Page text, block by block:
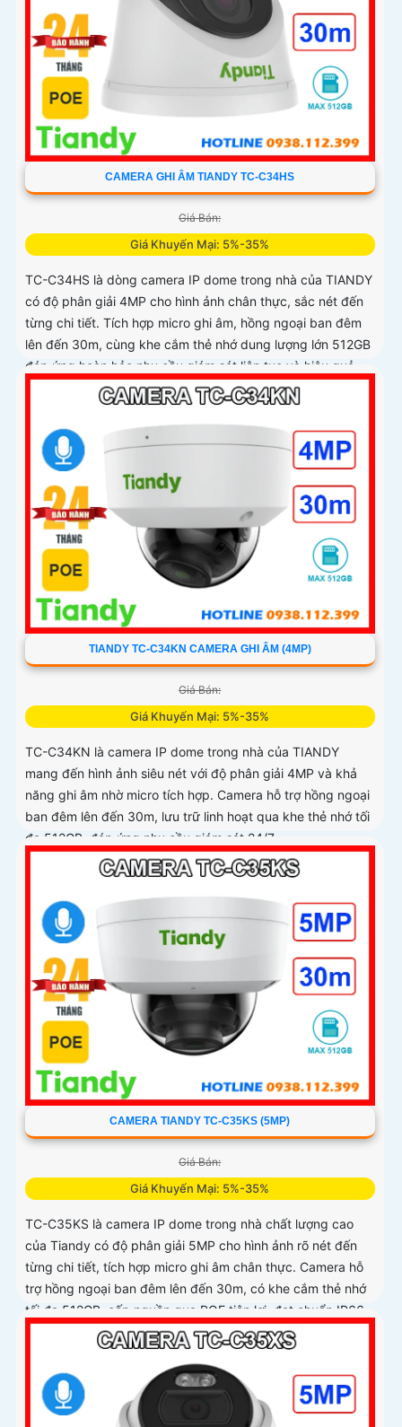
CAMERA GHI ÂM TIANDY TC-C34HS
Giá Bán:
Giá Khuyến Mại: 5%-35%
TC-C34HS là dòng camera IP dome trong nhà của TIANDY
có độ phân giải 4MP cho hình ảnh chân thực, sắc nét đến
từng chi tiết. Tích hợp micro ghi âm, hồng ngoại ban đêm
lên đến 30m, cùng khe cắm thẻ nhớ dung lượng lớn 512GB
đáp ứng hoàn hảo nhu cầu giám sát liên tục và hiệu quả
TIANDY TC-C34KN CAMERA GHI ÂM (4MP)
Giá Bán:
Giá Khuyến Mại: 5%-35%
TC-C34KN là camera IP dome trong nhà của TIANDY
mang đến hình ảnh siêu nét với độ phân giải 4MP và khả
năng ghi âm nhờ micro tích hợp. Camera hỗ trợ hồng ngoại
ban đêm lên đến 30m, lưu trữ linh hoạt qua khe thẻ nhớ tối
đa 512GB, đáp ứng nhu cầu giám sát 24/7
CAMERA TIANDY TC-C35KS (5MP)
Giá Bán:
Giá Khuyến Mại: 5%-35%
TC-C35KS là camera IP dome trong nhà chất lượng cao
của Tiandy có độ phân giải 5MP cho hình ảnh rõ nét đến
từng chi tiết, tích hợp micro ghi âm chân thực. Camera hỗ
trợ hồng ngoại ban đêm lên đến 30m, có khe cắm thẻ nhớ
tối đa 512GB, cấp nguồn qua POE tiện lợi, đạt chuẩn IP66
chống bụi nước và IK10 chống va đập mạnh